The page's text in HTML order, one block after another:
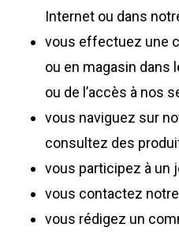
Internet ou dans
vous effectuez une
ou en magasin dans
ou de l’accès à nos
vous naviguez sur
consultez des
vous participez à un
vous contactez
vous rédigez un